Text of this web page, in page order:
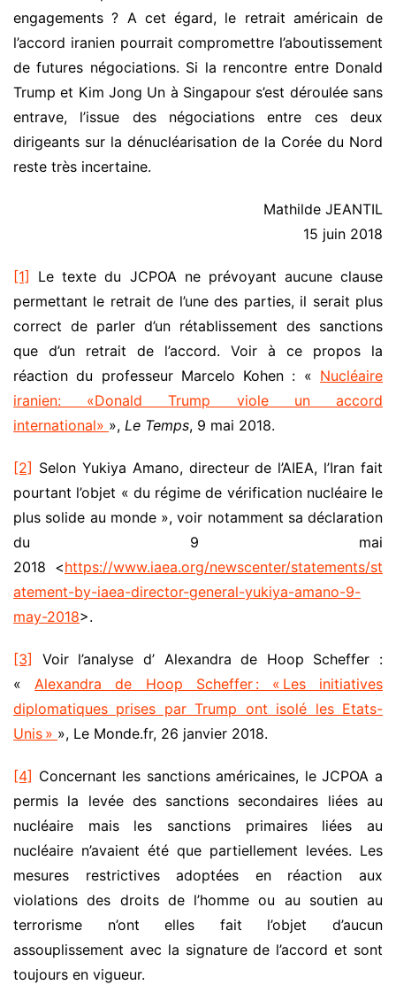
engagements ? A cet égard, le retrait américain de
l’accord iranien pourrait compromettre l’aboutissement
de futures négociations. Si la rencontre entre Donald
Trump et Kim Jong Un à Singapour s’est déroulée sans
entrave, l’issue des négociations entre ces deux
dirigeants sur la dénucléarisation de la Corée du Nord
reste très incertaine.
Mathilde JEANTIL
15 juin 2018
[1]
Le texte du JCPOA ne prévoyant aucune clause
permettant le retrait de l’une des parties, il serait plus
correct de parler d’un rétablissement des sanctions
que d’un retrait de l’accord. Voir à ce propos la
réaction du professeur Marcelo Kohen : « Nucléaire
iranien: «Donald Trump viole un accord
international» », Le Temps, 9 mai 2018.
[2] Selon Yukiya Amano, directeur de l’AIEA, l’Iran fait
pourtant l’objet « du régime de vérification nucléaire le
plus solide au monde », voir notamment sa déclaration
du 9 mai
2018 <https://www.iaea.org/newscenter/statements/st
atement-by-iaea-director-general-yukiya-amano-9-
may-2018>.
[3]
Voir l’analyse d’ Alexandra de Hoop Scheffer :
«Alexandra de Hoop Scheffer : « Les initiatives
diplomatiques prises par Trump ont isolé les Etats-
Unis » », Le Monde.fr, 26 janvier 2018.
[4] Concernant les sanctions américaines, le JCPOA a
permis la levée des sanctions secondaires liées au
nucléaire mais les sanctions primaires liées au
nucléaire n’avaient été que partiellement levées. Les
mesures restrictives adoptées en réaction aux
violations des droits de l’homme ou au soutien au
terrorisme n’ont elles fait l’objet d’aucun
assouplissement avec la signature de l’accord et sont
toujours en vigueur.